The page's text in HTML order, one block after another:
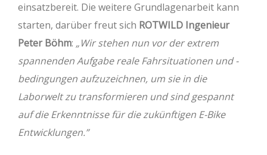
einsatzbereit. Die weitere Grundlagenarbeit kann
starten, darüber freut sich ROTWILD Ingenieur
Peter Böhm: „Wir stehen nun vor der extrem
spannenden Aufgabe reale Fahrsituationen und -
bedingungen aufzuzeichnen, um sie in die
Laborwelt zu transformieren und sind gespannt
auf die Erkenntnisse für die zukünftigen E-Bike
Entwicklungen.”